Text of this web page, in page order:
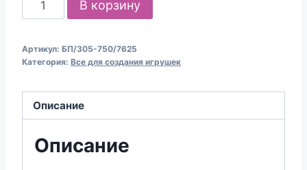
товара
винтовой
"Сердечко"
(цвет:
В корзину
Артикул: БП/305-750/7625
Категория: Все для создания игрушек
Описание
Описание